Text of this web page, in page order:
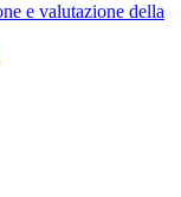
e valutazione della